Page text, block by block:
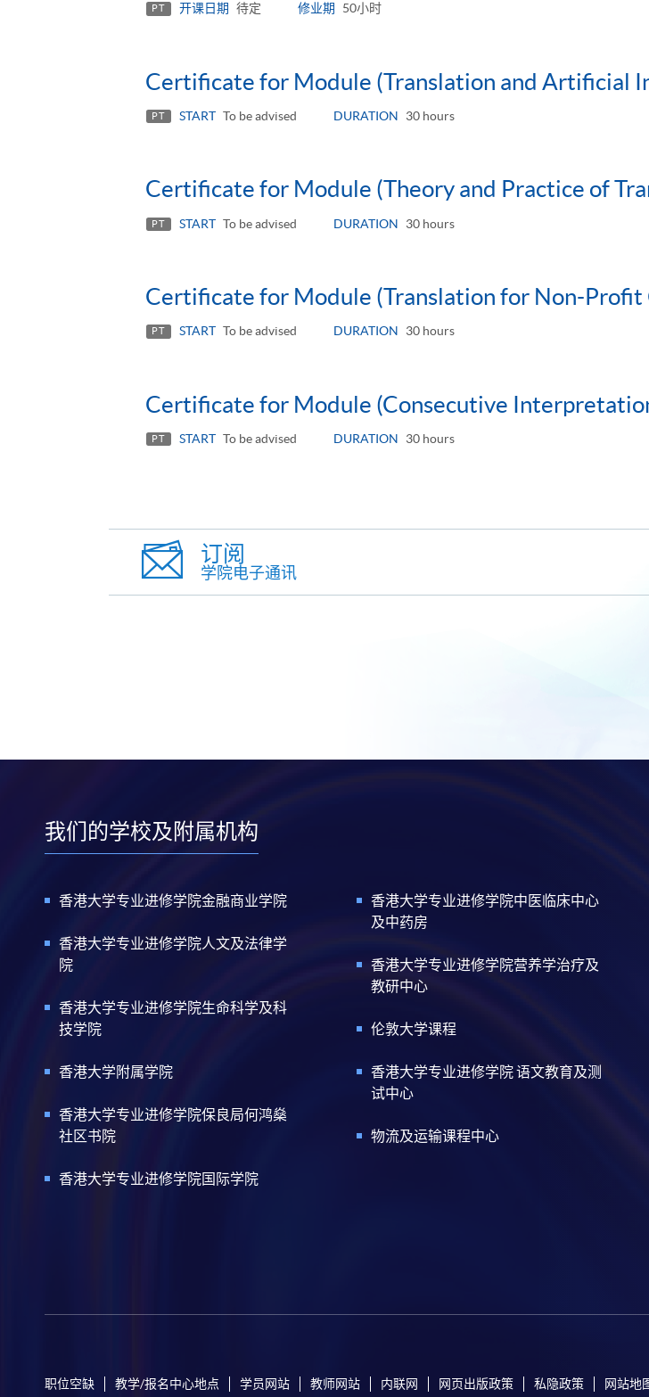
PT 开课日期 待定 修业期 50小时
Certificate for Module (Translation and Artificial
PT START To be advised DURATION 30 hours
Certificate for Module (Theory and Practice of
PT START To be advised DURATION 30 hours
Certificate for Module (Translation for Non-Profit
PT START To be advised DURATION 30 hours
Certificate for Module (Consecutive
PT START To be advised DURATION 30 hours
订阅
学院电子通讯
我们的学校及附属机构
香港大学专业进修学院金融商业学院
香港大学专业进修学院人文及法律学
院
香港大学专业进修学院生命科学及科
技学院
香港大学附属学院
香港大学专业进修学院保良局何鸿燊
社区书院
香港大学专业进修学院国际学院
香港大学专业进修学院中医临床中心
及中药房
香港大学专业进修学院营养学治疗及
教研中心
伦敦大学课程
香港大学专业进修学院 语文教育及测
试中心
物流及运输课程中心
职位空缺 教学/报名中心地点 学员网站 教师网站 内联网 网页出版政策 私隐政策 网站地